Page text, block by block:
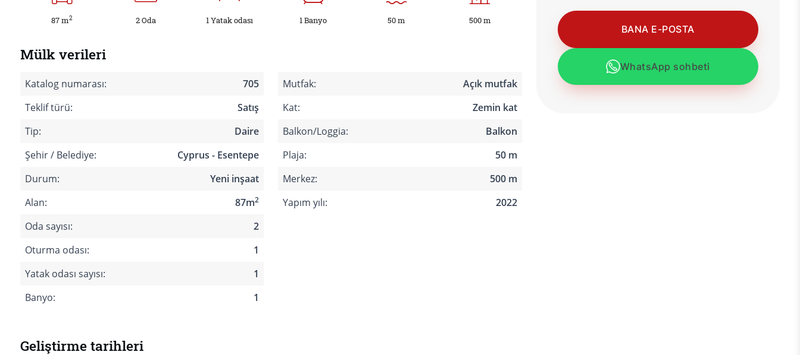
87 m2 2 Oda 1 Yatak odası 1 Banyo 50 m 500 m
Mülk verileri
Katalog numarası:
705
Teklif türü:
Satış
Tip:
Daire
Şehir / Belediye:
Cyprus - Esentepe
Durum:
Yeni inşaat
Alan:
87m2
Oda sayısı:
2
Oturma odası:
1
Yatak odası sayısı:
1
Banyo:
1
Mutfak:
Açık mutfak
Kat:
Zemin kat
Balkon/Loggia:
Balkon
Plaja:
50 m
Merkez:
500 m
Yapım yılı:
2022
Geliştirme tarihleri
BANA E-POSTA
WhatsApp sohbeti